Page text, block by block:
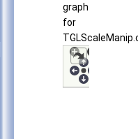
graph
for